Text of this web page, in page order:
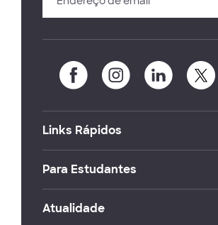
Links Rápidos
Para Estudantes
Atualidade